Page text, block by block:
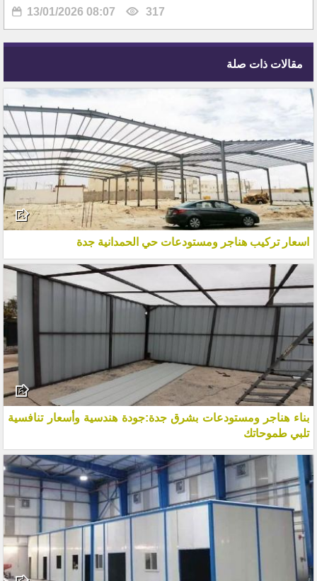
13/01/2026 08:07 317
مقالات ذات صلة
اسعار تركيب هناجر ومستودعات حي الحمدانية جدة
بناء هناجر ومستودعات بشرق جدة:جودة هندسية وأسعار تنافسية
تلبي طموحاتك